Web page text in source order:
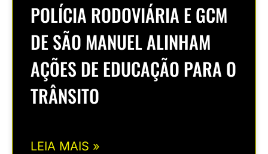
POLÍCIA RODOVIÁRIA E GCM
DE SÃO MANUEL ALINHAM
AÇÕES DE EDUCAÇÃO PARA O
TRÂNSITO
LEIA MAIS »